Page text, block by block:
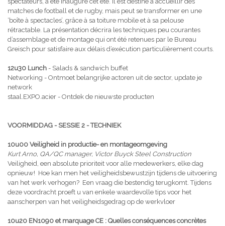
matches de football et de rugby, mais peut se transformer en une
‘boîte à spectacles’, grâce à sa toiture mobile et à sa pelouse
rétractable. La présentation décrira les techniques peu courantes
d’assemblage et de montage qui ont été retenues par le Bureau
Greisch pour satisfaire aux délais d’exécution particulièrement courts.
12u30 Lunch - Salads & sandwich buffet
Networking - Ontmoet belangrijke actoren uit de sector, update je
network
staal.EXPO.acier - Ontdek de nieuwste producten
VOORMIDDAG - SESSIE 2 - TECHNIEK
10u00 Veiligheid in productie- en montageomgeving
Kurt Arno, QA/QC manager, Victor Buyck Steel Construction
Veiligheid, een absolute prioriteit voor alle medewerkers, elke dag
opnieuw! Hoe kan men het veiligheidsbewustzijn tijdens de uitvoering
van het werk verhogen? Een vraag die bestendig terugkomt. Tijdens
deze voordracht proeft u van enkele waardevolle tips voor het
aanscherpen van het veiligheidsgedrag op de werkvloer
10u20 EN1090 et marquage CE : Quelles conséquences concrètes